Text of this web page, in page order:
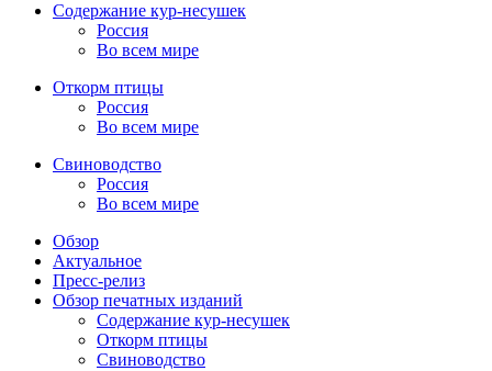
Содержание кур-несушек
Россия
Во всем мире
Откорм птицы
Россия
Во всем мире
Свиноводство
Россия
Во всем мире
Обзор
Актуальное
Пресс-релиз
Обзор печатных изданий
Содержание кур-несушек
Откорм птицы
Свиноводство